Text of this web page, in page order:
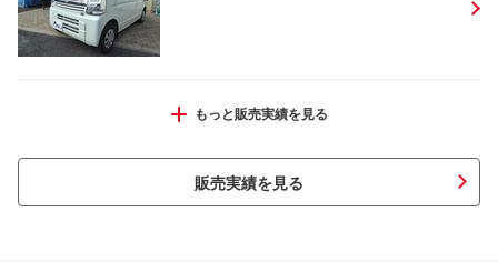
エブリイ ジョインターボ
もっと販売実績を見る
販売実績を見る